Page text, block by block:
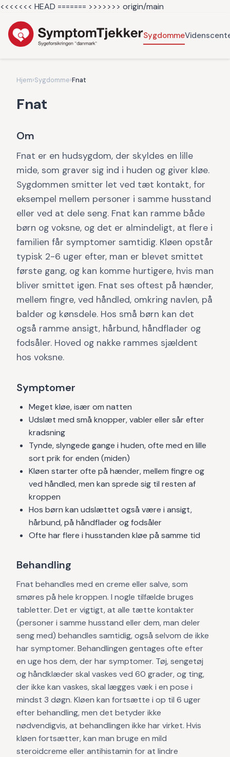
<<<<<<< HEAD ======= >>>>>>> origin/main
Sygdomme
Hjem›Sygdomme›Fnat
Fnat
Om
Fnat er en hudsygdom, der skyldes en lille
mide, som graver sig ind i huden og giver kløe.
Sygdommen smitter let ved tæt kontakt, for
eksempel mellem personer i samme husstand
eller ved at dele seng. Fnat kan ramme både
børn og voksne, og det er almindeligt, at flere i
familien får symptomer samtidig. Kløen opstår
typisk 2-6 uger efter, man er blevet smittet
første gang, og kan komme hurtigere, hvis man
bliver smittet igen. Fnat ses oftest på hænder,
mellem fingre, ved håndled, omkring navlen, på
balder og kønsdele. Hos små børn kan det
også ramme ansigt, hårbund, håndflader og
fodsåler. Hoved og nakke rammes sjældent
hos voksne.
Symptomer
Meget kløe, især om natten
Udslæt med små knopper, vabler eller sår efter
kradsning
Tynde, slyngede gange i huden, ofte med en lille
sort prik for enden (miden)
Kløen starter ofte på hænder, mellem fingre og
ved håndled, men kan sprede sig til resten af
kroppen
Hos børn kan udslættet også være i ansigt,
hårbund, på håndflader og fodsåler
Ofte har flere i husstanden kløe på samme tid
Behandling
Fnat behandles med en creme eller salve, som
smøres på hele kroppen. I nogle tilfælde bruges
tabletter. Det er vigtigt, at alle tætte kontakter
(personer i samme husstand eller dem, man deler
seng med) behandles samtidig, også selvom de ikke
har symptomer. Behandlingen gentages ofte efter
en uge hos dem, der har symptomer. Tøj, sengetøj
og håndklæder skal vaskes ved 60 grader, og ting,
der ikke kan vaskes, skal lægges væk i en pose i
mindst 3 døgn. Kløen kan fortsætte i op til 6 uger
efter behandling, men det betyder ikke
nødvendigvis, at behandlingen ikke har virket. Hvis
kløen fortsætter, kan man bruge en mild
steroidcreme eller antihistamin for at lindre